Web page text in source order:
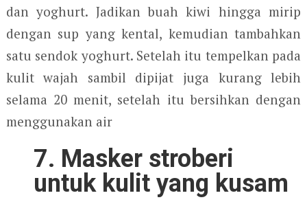
dan yoghurt. Jadikan buah kiwi hingga mirip
dengan sup yang kental, kemudian tambahkan
satu sendok yoghurt. Setelah itu tempelkan pada
kulit wajah sambil dipijat juga kurang lebih
selama 20 menit, setelah itu bersihkan dengan
menggunakan air
7. Masker stroberi
untuk kulit yang kusam